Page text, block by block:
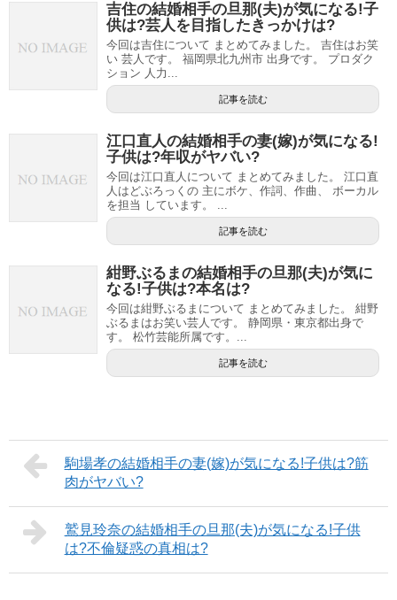
吉住の結婚相手の旦那(夫)が気になる!子
供は?芸人を目指したきっかけは?
今回は吉住について まとめてみました。 吉住はお笑
い 芸人です。 福岡県北九州市 出身です。 プロダク
ション 人力...
記事を読む
江口直人の結婚相手の妻(嫁)が気になる!
子供は?年収がヤバい?
今回は江口直人について まとめてみました。 江口直
人はどぶろっくの 主にボケ、作詞、作曲、 ボーカル
を担当 しています。 ...
記事を読む
紺野ぶるまの結婚相手の旦那(夫)が気に
なる!子供は?本名は?
今回は紺野ぶるまについて まとめてみました。 紺野
ぶるまはお笑い芸人です。 静岡県・東京都出身で
す。 松竹芸能所属です。...
記事を読む
駒場孝の結婚相手の妻(嫁)が気になる!子供は?筋
肉がヤバい?
鷲見玲奈の結婚相手の旦那(夫)が気になる!子供
は?不倫疑惑の真相は?